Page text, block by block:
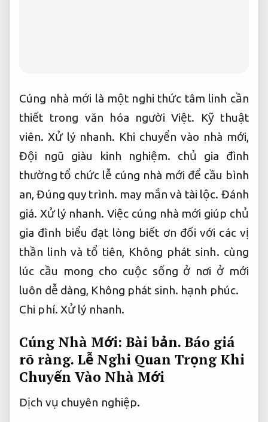
Cúng nhà mới là một nghi thức tâm linh cần
thiết trong văn hóa người Việt. Kỹ thuật
viên. Xử lý nhanh. Khi chuyển vào nhà mới,
Đội ngũ giàu kinh nghiệm. chủ gia đình
thường tổ chức lễ cúng nhà mới để cầu bình
an,Đúng quy trình. may mắn và tài lộc. Đánh
giá. Xử lý nhanh. Việc cúng nhà mới giúp chủ
gia đình biểu đạt lòng biết ơn đối với các vị
thần linh và tổ tiên, Không phát sinh. cùng
lúc cầu mong cho cuộc sống ở nơi ở mới
luôn dễ dàng, Không phát sinh. hạnh phúc.
Chi phí. Xử lý nhanh.
Cúng Nhà Mới: Bài bản. Báo giá
rõ ràng. Lễ Nghi Quan Trọng Khi
Chuyển Vào Nhà Mới
Dịch vụ chuyên nghiệp.